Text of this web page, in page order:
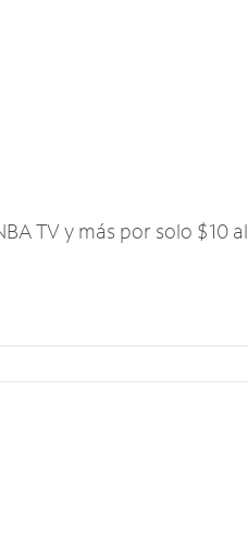
TV y más por solo $10 al